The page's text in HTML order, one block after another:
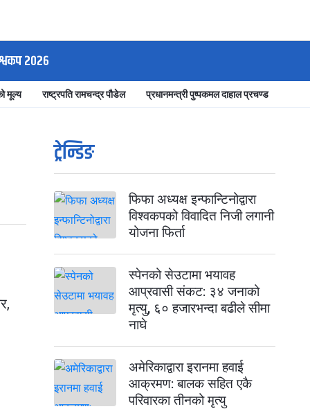
२०२६
मूल्य राष्ट्रपति रामचन्द्र पौडेल प्रधानमन्त्री पुष्पकमल दाहाल प्रचण्ड
ट्रेन्डिङ
फिफा अध्यक्ष इन्फान्टिनोद्वारा
विश्वकपको विवादित निजी लगानी
योजना फिर्ता
स्पेनको सेउटामा भयावह
आप्रवासी संकट: ३४ जनाको
मृत्यु, ६० हजारभन्दा बढीले सीमा
नाघे
अमेरिकाद्वारा इरानमा हवाई
आक्रमण: बालक सहित एकै
परिवारका तीनको मृत्यु